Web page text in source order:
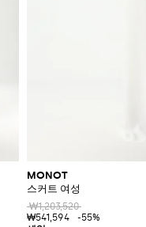
MONOT
스커트 여성
₩1,203,520
₩541,594
-55%